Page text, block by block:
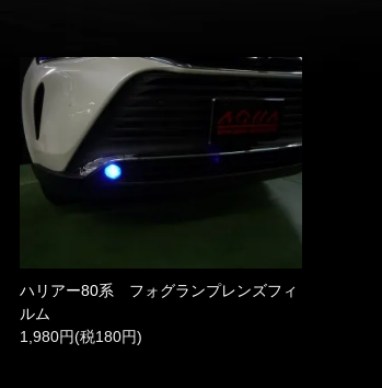
ハリアー80系 フォグランプレンズフィ
ルム
1,980円(税180円)